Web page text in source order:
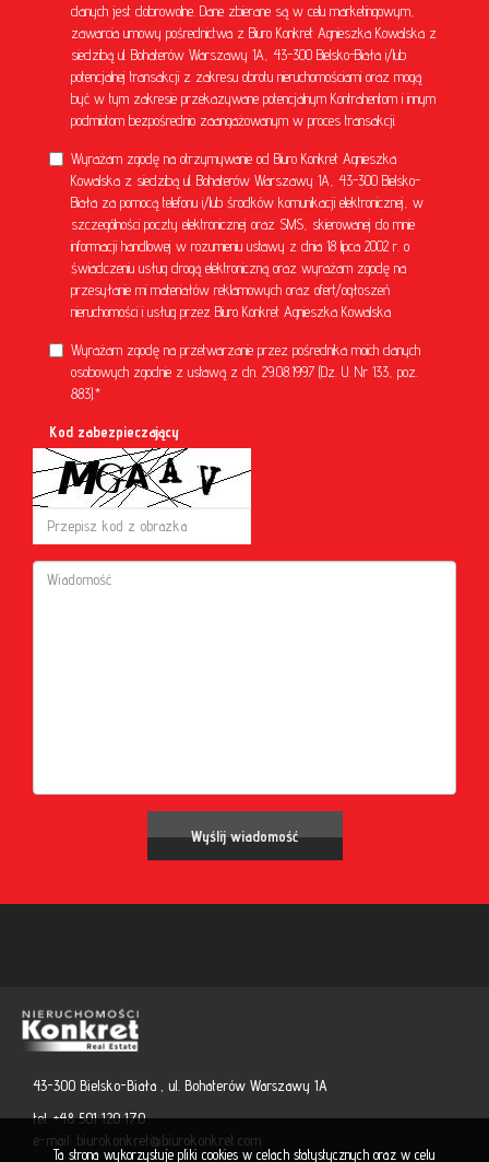
danych jest dobrowolne. Dane zbierane są w celu marketingowym,
zawarcia umowy pośrednictwa z Biuro Konkret Agnieszka Kowalska z
siedzibą ul. Bohaterów Warszawy 1A, 43-300 Bielsko-Biała i/lub
potencjalnej transakcji z zakresu obrotu nieruchomościami oraz mogą
być w tym zakresie przekazywane potencjalnym Kontrahentom i innym
podmiotom bezpośrednio zaangażowanym w proces transakcji.
Wyrażam zgodę na otrzymywanie od Biuro Konkret Agnieszka
Kowalska z siedzibą ul. Bohaterów Warszawy 1A, 43-300 Bielsko-
Biała za pomocą telefonu i/lub środków komunikacji elektronicznej, w
szczególności poczty elektronicznej oraz SMS, skierowanej do mnie
informacji handlowej w rozumieniu ustawy z dnia 18 lipca 2002 r. o
świadczeniu usług drogą elektroniczną oraz wyrażam zgodę na
przesyłanie mi materiałów reklamowych oraz ofert/ogłoszeń
nieruchomości i usług przez Biuro Konkret Agnieszka Kowalska
Wyrażam zgodę na przetwarzanie przez pośrednika moich danych
osobowych zgodnie z ustawą z dn. 29.08.1997 (Dz. U. Nr 133, poz.
883).*
Kod zabezpieczający
43-300 Bielsko-Biała , ul. Bohaterów Warszawy 1A
tel. +48 501 120 170
e-mail: biurokonkret@biurokonkret.com
Ta strona wykorzystuje pliki cookies w celach statystycznych oraz w celu